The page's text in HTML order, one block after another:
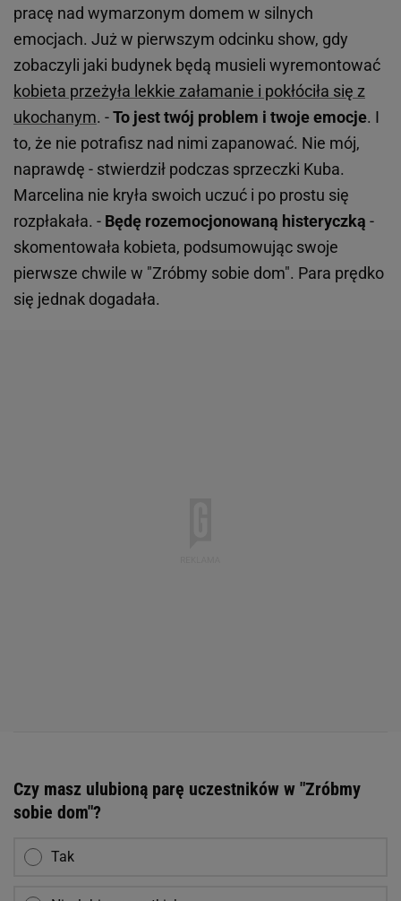
pracę nad wymarzonym domem w silnych
emocjach. Już w pierwszym odcinku show, gdy
zobaczyli jaki budynek będą musieli wyremontować
kobieta przeżyła lekkie załamanie i pokłóciła się z
ukochanym. -To jest twój problem i twoje emocje. I
to, że nie potrafisz nad nimi zapanować. Nie mój,
naprawdę - stwierdził podczas sprzeczki Kuba.
Marcelina nie kryła swoich uczuć i po prostu się
rozpłakała. - Będę rozemocjonowaną histeryczką -
skomentowała kobieta, podsumowując swoje
pierwsze chwile w "Zróbmy sobie dom". Para prędko
się jednak dogadała.
Czy masz ulubioną parę uczestników w "Zróbmy
sobie dom"?
Tak